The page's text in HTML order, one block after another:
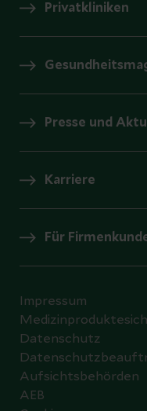
Privatkliniken
Presse und
Karriere
Für
Impressum
Datenschutz
Aufsichtsbehörden
AEB